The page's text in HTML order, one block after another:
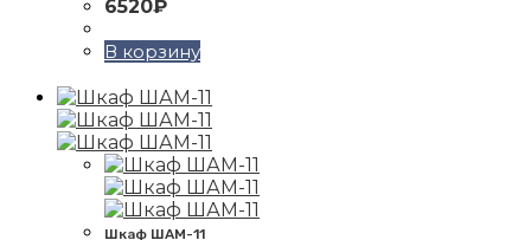
6520₽
В корзину
Шкаф ШАМ-11